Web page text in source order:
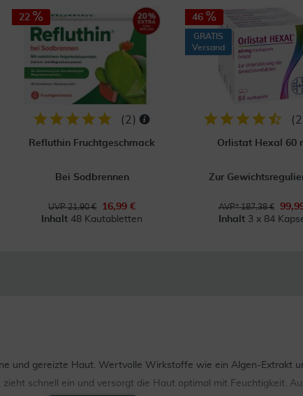
22
(2 )
Refluthin Fruchtgeschmack
Bei Sodbrennen
UVP 21,90 €
16,99 €
Inhalt 48 Kautabletten
46
GRATIS
Versand
(
Orlistat Hexal 60
Zur
AVP* 187,38 €
Inhalt 3 x 84
und gereizte Haut. Wertvolle Wirkstoffe wie ein Algen-Extrakt
schnell ein und versorgt die Haut optimal mit Feuchtigkeit.